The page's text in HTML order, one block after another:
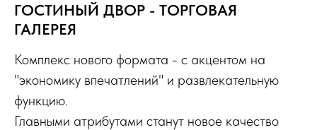
ГОСТИНЫЙ ДВОР - ТОРГОВАЯ
ГАЛЕРЕЯ
Комплекс нового формата - с акцентом на
"экономику впечатлений" и развлекательную
функцию.
Главными атрибутами станут новое качество